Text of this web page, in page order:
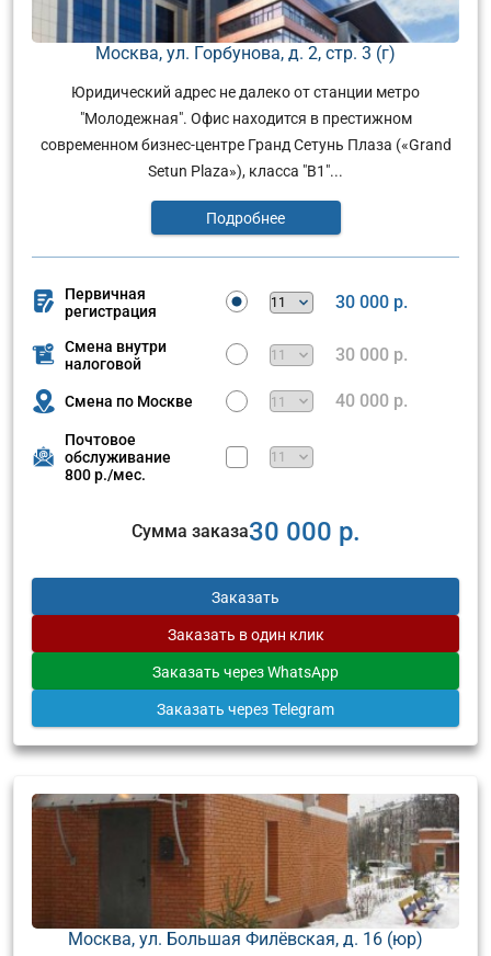
Москва, ул. Горбунова, д. 2, стр. 3 (г)
Юридический адрес не далеко от станции метро
"Молодежная". Офис находится в престижном
современном бизнес-центре Гранд Сетунь Плаза («Grand
Setun Plaza»), класса "В1"...
Подробнее
Первичная
регистрация
30 000 р.
Смена внутри
налоговой
30 000 р.
Смена по Москве 40 000 р.
Почтовое
обслуживание
800 р./мес.
Сумма заказа30 000 р.
Заказать
Заказать в один клик
Заказать через WhatsApp
Заказать через Telegram
Москва, ул. Большая Филёвская, д. 16 (юр)